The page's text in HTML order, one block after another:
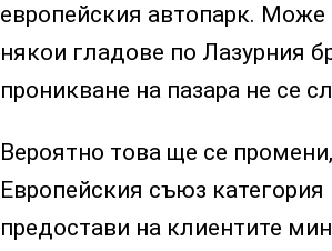
европейския автопарк.
някои гладове по Лазурния
проникване на пазара не се
Вероятно това ще се
Европейския съюз
предостави на клиентите